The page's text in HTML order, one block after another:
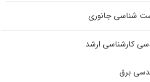
شناسی جانوری
کارشناسی ارشد
برق